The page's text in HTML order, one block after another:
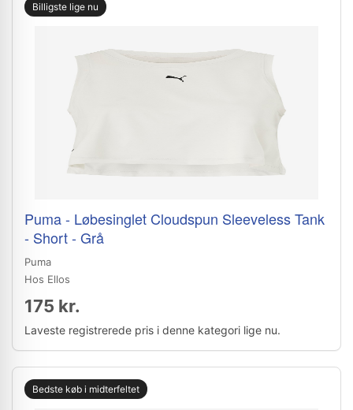
Billigste lige nu
Puma - Løbesinglet Cloudspun Sleeveless Tank
- Short - Grå
Puma
Hos Ellos
175 kr.
Laveste registrerede pris i denne kategori lige nu.
Bedste køb i midterfeltet